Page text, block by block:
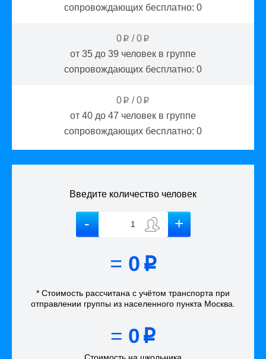
сопровождающих бесплатно: 0
0 p /0 p
от 35 до 39 человек в группе
сопровождающих бесплатно: 0
0 p /0 p
от 40 до 47 человек в группе
сопровождающих бесплатно: 0
Введите количество человек
= 0 p
* Стоимость рассчитана с учётом транспорта при
отправлении группы из населенного пункта Москва
= 0 p
Стоимость на школьника